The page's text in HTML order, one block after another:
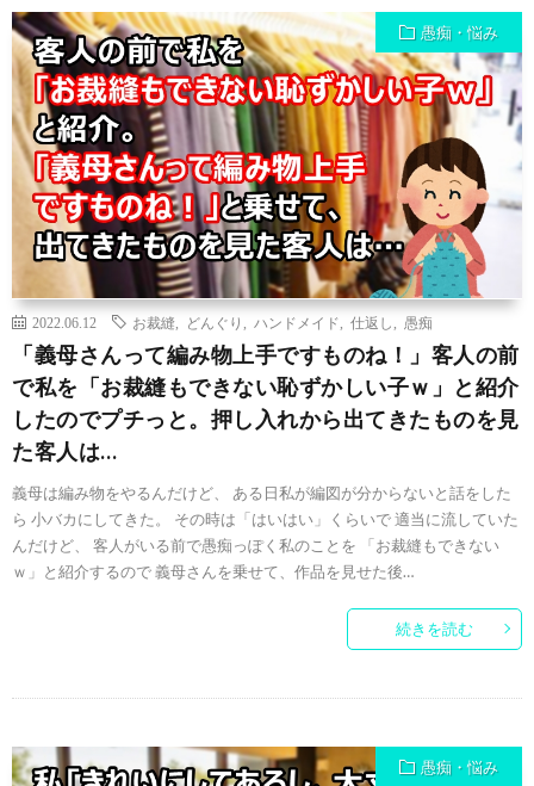
愚痴・悩み
2022.06.12 お裁縫 どんぐり ハンドメイド 仕返し 愚痴
「義母さんって編み物上手ですものね！」客人の前
で私を「お裁縫もできない恥ずかしい子ｗ」と紹介
したのでプチっと。押し入れから出てきたものを見
た客人は…
義母は編み物をやるんだけど、 ある日私が編図が分からないと話をした
ら 小バカにしてきた。 その時は「はいはい」くらいで 適当に流していた
んだけど、 客人がいる前で愚痴っぽく私のことを 「お裁縫もできない
ｗ」と紹介するので 義母さんを乗せて、作品を見せた後…
続きを読む
愚痴・悩み